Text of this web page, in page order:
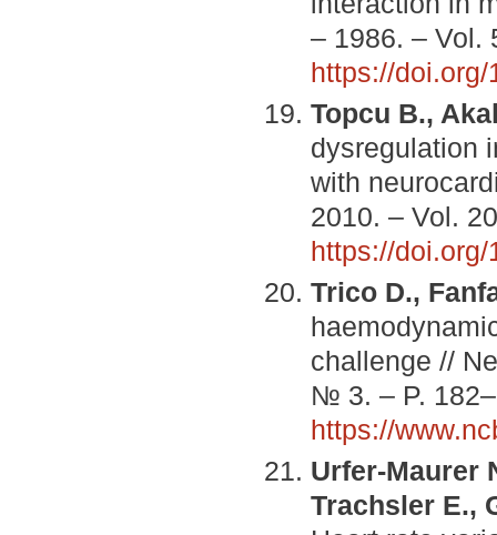
– 1986. – Vol.
https://
Topcu B.,
dysregulation
with
2010. – Vol.
https://doi.org/
Trico D.,
challenge //
№ 3. – P.
https://
Urfer-Maurer
Trachsler E.,